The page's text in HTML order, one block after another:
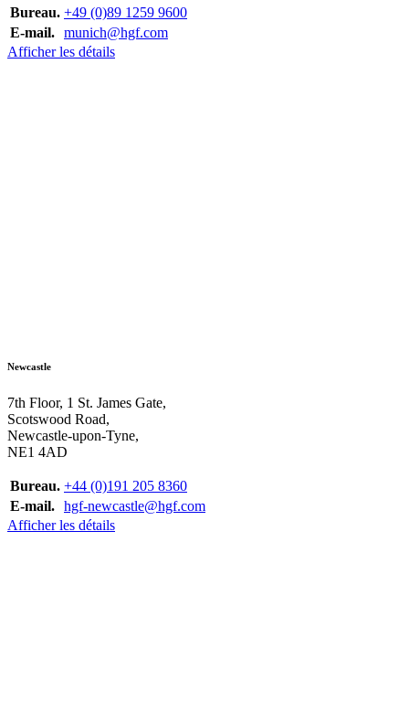
Bureau. +49 (0)89 1259 9600
E-mail. munich@hgf.com
Afficher les détails
Newcastle
7th Floor, 1 St. James Gate,
Scotswood Road,
Newcastle-upon-Tyne,
NE1 4AD
Bureau. +44 (0)191 205 8360
E-mail. hgf-newcastle@hgf.com
Afficher les détails